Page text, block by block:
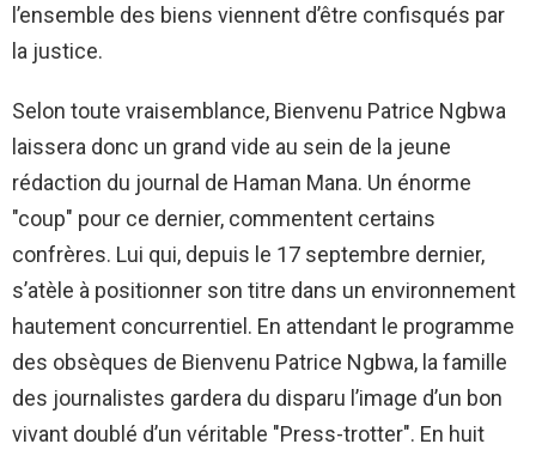
l’ensemble des biens viennent d’être confisqués par
la justice.
Selon toute vraisemblance, Bienvenu Patrice Ngbwa
laissera donc un grand vide au sein de la jeune
rédaction du journal de Haman Mana. Un énorme
"coup" pour ce dernier, commentent certains
confrères. Lui qui, depuis le 17 septembre dernier,
s’atèle à positionner son titre dans un environnement
hautement concurrentiel. En attendant le programme
des obsèques de Bienvenu Patrice Ngbwa, la famille
des journalistes gardera du disparu l’image d’un bon
vivant doublé d’un véritable "Press-trotter". En huit